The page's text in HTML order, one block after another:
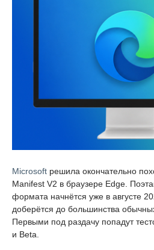
Microsoft решила окончательно
Manifest V2 в браузере Edge.
формата начнётся уже в августе
доберётся до большинства
Первыми под раздачу попадут
и Beta.